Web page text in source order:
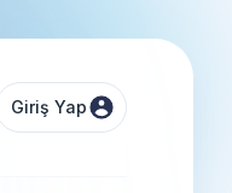
Giriş Yap